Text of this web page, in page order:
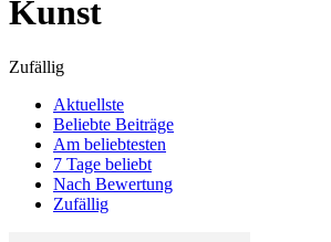
Kunst
Zufällig
Aktuellste
Beliebte Beiträge
Am beliebtesten
7 Tage beliebt
Nach Bewertung
Zufällig